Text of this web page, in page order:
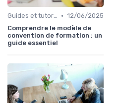
Guides et tutoriels • 12/06/2025
Comprendre le modèle de
convention de formation : un
guide essentiel